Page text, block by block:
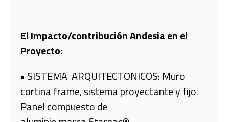
El Impacto/contribución Andesia en el
Proyecto:
• SISTEMA ARQUITECTONICOS: Muro
cortina frame, sistema proyectante y fijo.
Panel compuesto de